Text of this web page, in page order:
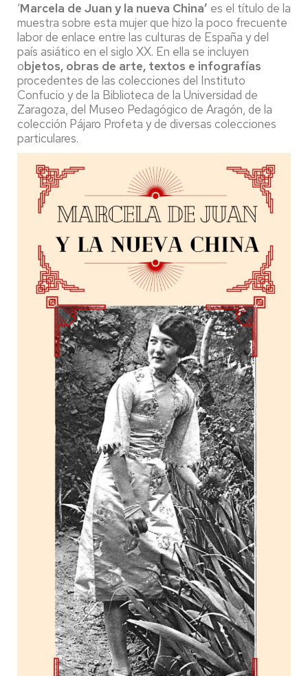
‘Marcela de Juan y la nueva China’ es el título de la
muestra sobre esta mujer que hizo la poco frecuente
labor de enlace entre las culturas de España y del
país asiático en el siglo XX. En ella se incluyen
objetos, obras de arte, textos e infografías
procedentes de las colecciones del Instituto
Confucio y de la Biblioteca de la Universidad de
Zaragoza, del Museo Pedagógico de Aragón, de la
colección Pájaro Profeta y de diversas colecciones
particulares.